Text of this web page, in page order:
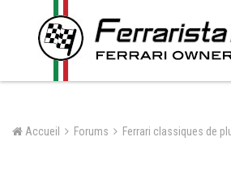
Accueil Forums Ferrari classiques de